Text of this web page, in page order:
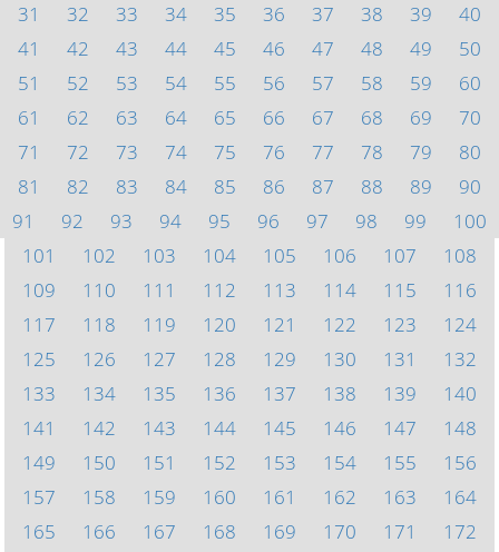
31
32 33 34 35 36 37 38 39
40
41
42 43 44 45 46 47 48 49
50
51
52 53 54 55 56 57 58 59
60
61
62 63 64 65 66 67 68 69
70
71
72 73 74 75 76 77 78 79
80
81
82 83 84 85 86 87 88 89
90
91
92 93 94 95 96 97 98 99
100
101
102 103 104 105 106 107
108
109
110 111 112 113 114 115
116
117
118 119 120 121 122 123
124
125
126 127 128 129 130 131
132
133
134 135 136 137 138 139
140
141
142 143 144 145 146 147
148
149
150 151 152 153 154 155
156
157
158 159 160 161 162 163
164
165
166 167 168 169 170 171
172